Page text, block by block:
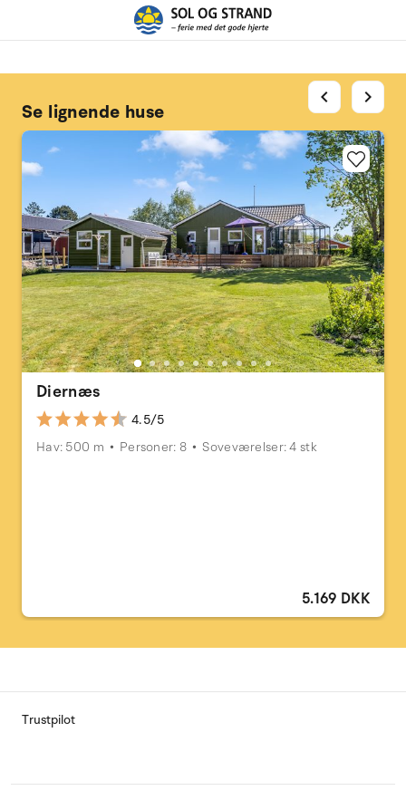
Se lignende huse
Diernæs
4.5/5
Hav: 500 m
Personer: 8 Soveværelser: 4 stk
5.169 DKK
chevron_left chevron_right
Trustpilot